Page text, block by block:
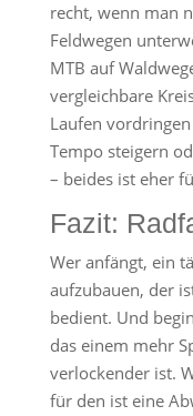
recht, wenn man
Feldwegen
MTB auf
vergleichbare
Laufen
Tempo steigern
– beides ist eher
Fazit:
Wer anfängt, ein
aufzubauen, der
bedient. Und
das einem mehr
verlockender ist.
für den ist eine